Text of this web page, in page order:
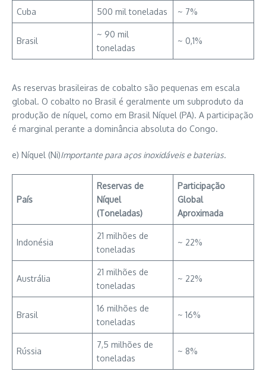
Cuba 500 mil toneladas ~ 7%
Brasil
~ 90 mil
toneladas
~ 0,1%
As reservas brasileiras de cobalto são pequenas em escala
global. O cobalto no Brasil é geralmente um subproduto da
produção de níquel, como em Brasil Níquel (PA). A participação
é marginal perante a dominância absoluta do Congo.
e) Níquel (Ni)Importante para aços inoxidáveis e baterias.
País
Reservas de
Níquel
(Toneladas)
Participação
Global
Aproximada
Indonésia
21 milhões de
toneladas
~ 22%
Austrália
21 milhões de
toneladas
~ 22%
Brasil
16 milhões de
toneladas
~ 16%
Rússia
7,5 milhões de
toneladas
~ 8%